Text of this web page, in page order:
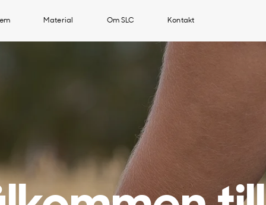
Material Om SLC Kontakt